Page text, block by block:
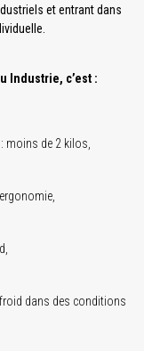
et entrant dans
Industrie, c’est :
moins de 2 kilos,
dans des conditions